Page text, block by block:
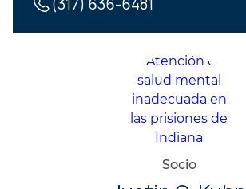
(317) 636-6481
Socio